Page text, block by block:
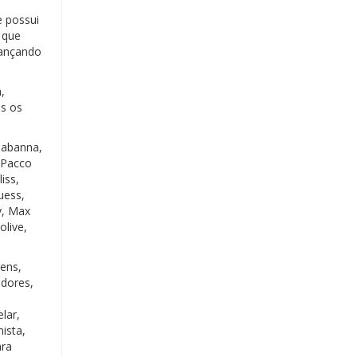
possui
os
Max